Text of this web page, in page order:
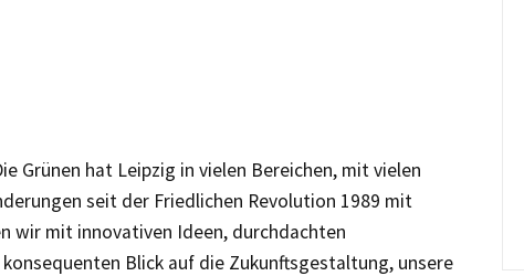
Grünen hat Leipzig in vielen Bereichen, mit vielen
seit der Friedlichen Revolution 1989 mit
wir mit innovativen Ideen, durchdachten
Blick auf die Zukunftsgestaltung, unsere